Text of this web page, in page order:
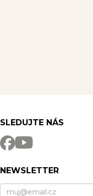
SLEDUJTE NÁS
NEWSLETTER